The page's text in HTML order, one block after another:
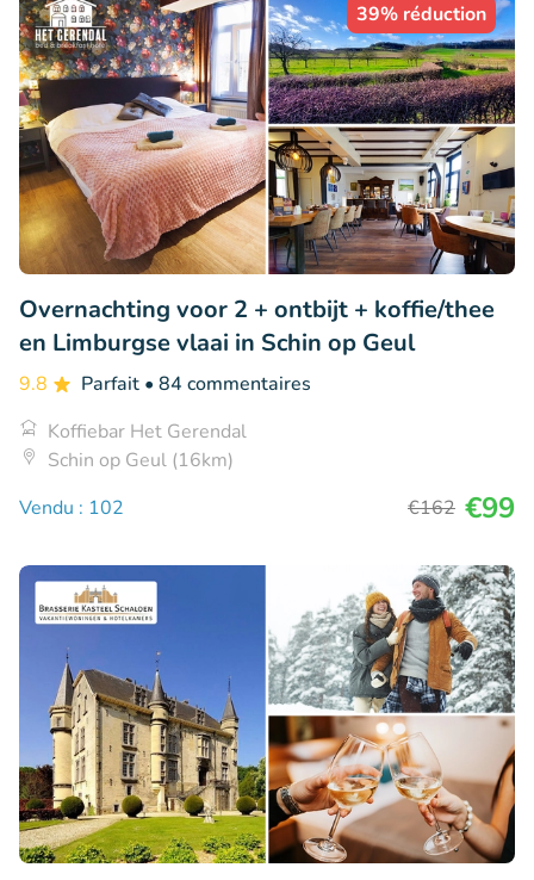
39% réduction
Overnachting voor 2 + ontbijt + koffie/thee
en Limburgse vlaai in Schin op Geul
9.8 Parfait • 84 commentaires
Koffiebar Het Gerendal
Schin op Geul (16km)
Vendu : 102
€162 €99